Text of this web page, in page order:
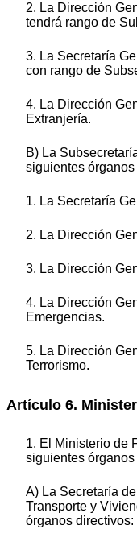
2. La Dirección
tendrá rango de
3. La Secretaría
con rango de
4. La Dirección
Extranjería.
B) La
siguientes
1. La Secretaría
2. La Dirección
3. La Dirección
4. La Dirección
Emergencias.
5. La Dirección
Terrorismo.
Artículo 6.
1. El Ministerio de
siguientes
A) La Secretaría
Transporte y
órganos directivos: